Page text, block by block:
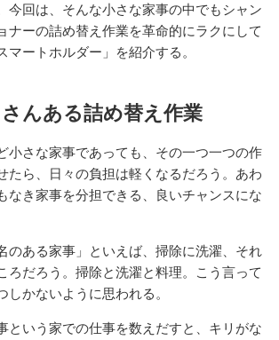
今回は、そんな小さな家事の中でもシャン
ナーの詰め替え作業を革命的にラクにして
マートホルダー」を紹介する。
んある詰め替え作業
小さな家事であっても、その一つ一つの作
たら、日々の負担は軽くなるだろう。あわ
なき家事を分担できる、良いチャンスにな
のある家事」といえば、掃除に洗濯、それ
ろだろう。掃除と洗濯と料理。こう言って
しかないように思われる。
という家での仕事を数えだすと、キリがな